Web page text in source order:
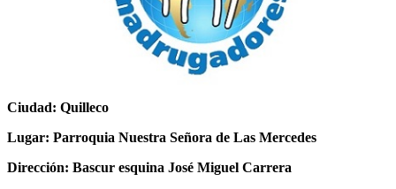
Ciudad: Quilleco
Lugar: Parroquia Nuestra Señora de Las Mercedes
Dirección: Bascur esquina José Miguel Carrera